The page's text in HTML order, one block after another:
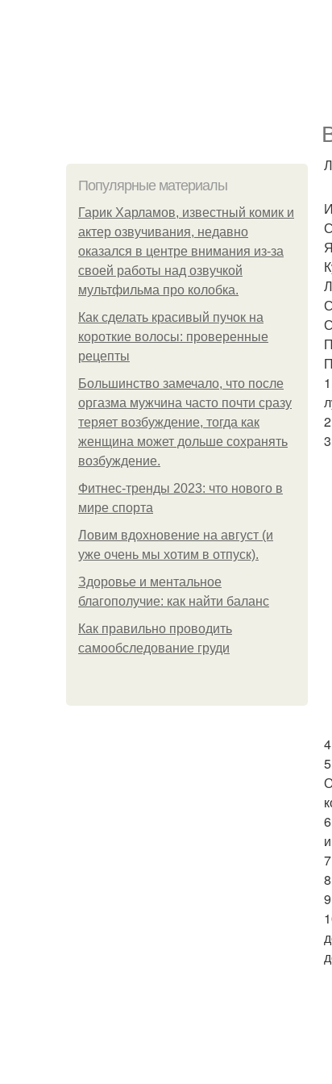
Популярные материалы
Гарик Харламов, известный комик и
актер озвучивания, недавно
оказался в центре внимания из-за
своей работы над озвучкой
мультфильма про колобка.
Как сделать красивый пучок на
короткие волосы: проверенные
рецепты
Большинство замечало, что после
оргазма мужчина часто почти сразу
теряет возбуждение, тогда как
женщина может дольше сохранять
возбуждение.
Фитнес-тренды 2023: что нового в
мире спорта
Ловим вдохновение на август (и
уже очень мы хотим в отпуск).
Здоровье и ментальное
благополучие: как найти баланс
Как правильно проводить
самообследование груди